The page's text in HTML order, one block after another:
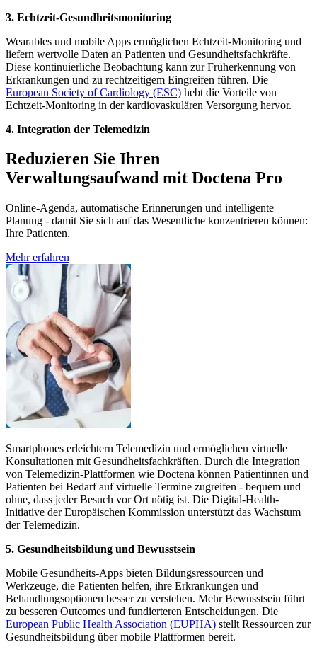
3. Echtzeit-Gesundheitsmonitoring
Wearables und mobile Apps ermöglichen Echtzeit-Monitoring und
liefern wertvolle Daten an Patienten und Gesundheitsfachkräfte.
Diese kontinuierliche Beobachtung kann zur Früherkennung von
Erkrankungen und zu rechtzeitigem Eingreifen führen. Die
European Society of Cardiology (ESC) hebt die Vorteile von
Echtzeit-Monitoring in der kardiovaskulären Versorgung hervor.
4. Integration der Telemedizin
Reduzieren Sie Ihren
Verwaltungsaufwand mit Doctena Pro
Online-Agenda, automatische Erinnerungen und intelligente
Planung - damit Sie sich auf das Wesentliche konzentrieren können:
Ihre Patienten.
Mehr erfahren
Smartphones erleichtern Telemedizin und ermöglichen virtuelle
Konsultationen mit Gesundheitsfachkräften. Durch die Integration
von Telemedizin-Plattformen wie Doctena können Patientinnen und
Patienten bei Bedarf auf virtuelle Termine zugreifen - bequem und
ohne, dass jeder Besuch vor Ort nötig ist. Die Digital-Health-
Initiative der Europäischen Kommission unterstützt das Wachstum
der Telemedizin.
5. Gesundheitsbildung und Bewusstsein
Mobile Gesundheits-Apps bieten Bildungsressourcen und
Werkzeuge, die Patienten helfen, ihre Erkrankungen und
Behandlungsoptionen besser zu verstehen. Mehr Bewusstsein führt
zu besseren Outcomes und fundierteren Entscheidungen. Die
European Public Health Association (EUPHA) stellt Ressourcen zur
Gesundheitsbildung über mobile Plattformen bereit.